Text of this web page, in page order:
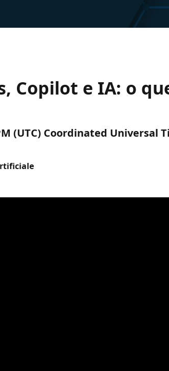
Copilot e IA: o
(UTC) Coordinated Universal